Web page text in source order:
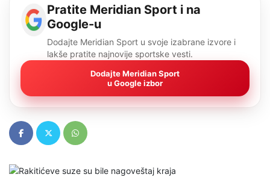
Pratite Meridian Sport i na
Google-u
Dodajte Meridian Sport u svoje izabrane izvore i
lakše pratite najnovije sportske vesti.
Dodajte Meridian Sport
u Google izbor